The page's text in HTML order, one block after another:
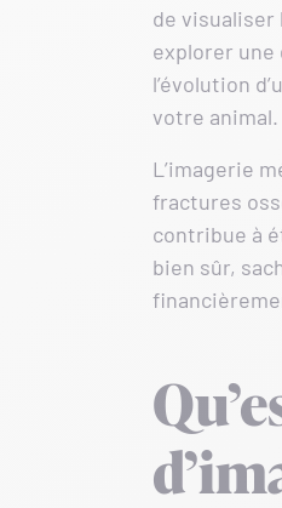
de visualiser
explorer
l’évolution
votre animal.
L’imagerie
fractures
contribue à
bien sûr,